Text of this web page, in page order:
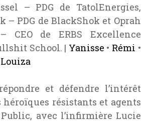
– PDG de TatolEnergies,
PDG de BlackShok et Oprah
CEO de ERBS Excellence
School. | Yanisse • Rémi •
Louiza
et défendre l’intérêt
héroïques résistants et agents
avec l’infirmière Lucie